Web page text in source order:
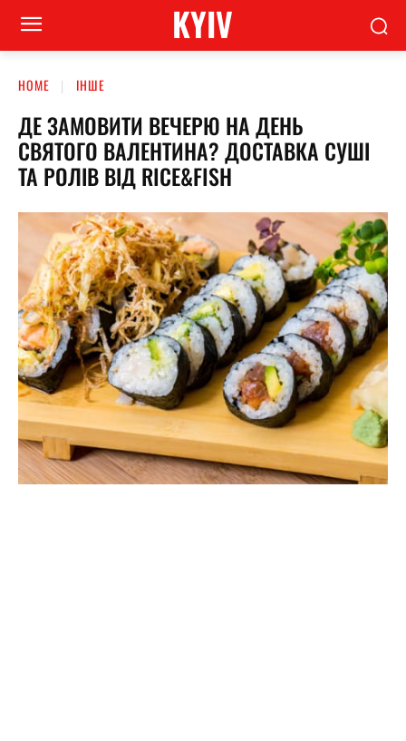
KYIV
HOME ІНШЕ
ДЕ ЗАМОВИТИ ВЕЧЕРЮ НА ДЕНЬ
СВЯТОГО ВАЛЕНТИНА? ДОСТАВКА СУШІ
ТА РОЛІВ ВІД RICE&FISH